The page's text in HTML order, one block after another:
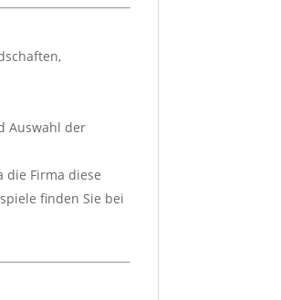
Auswahl der
die Firma diese
finden Sie bei